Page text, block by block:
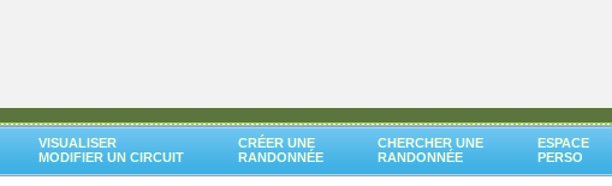
VISUALISER
MODIFIER UN CIRCUIT
CRÉER UNE
RANDONNÉE
CHERCHER UNE
RANDONNÉE
ESPACE
PERSO